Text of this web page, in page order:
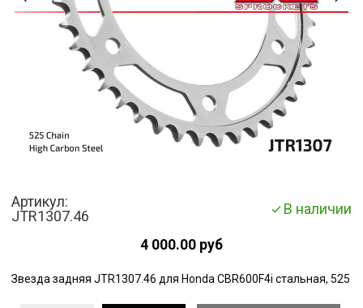
Артикул:
JTR1307.46
В наличии
4 000.00 руб
Звезда задняя JTR1307.46 для Honda CBR600F4i стальная, 525